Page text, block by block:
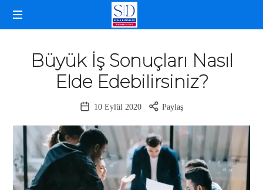
KOÇLUĞU
Büyük İş Sonuçları Nasıl
Elde Edebilirsiniz?
10 Eylül 2020 Paylaş